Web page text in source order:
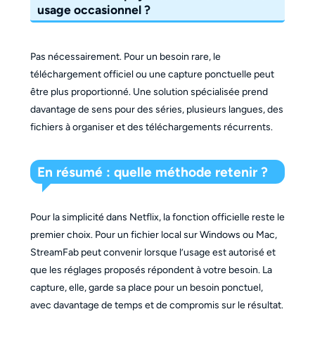
usage occasionnel ?
Pas nécessairement. Pour un besoin rare, le
téléchargement officiel ou une capture ponctuelle peut
être plus proportionné. Une solution spécialisée prend
davantage de sens pour des séries, plusieurs langues, des
fichiers à organiser et des téléchargements récurrents.
En résumé :quelle méthode retenir ?
Pour la simplicité dans Netflix, la fonction officielle reste le
premier choix. Pour un fichier local sur Windows ou Mac,
StreamFab peut convenir lorsque l’usage est autorisé et
que les réglages proposés répondent à votre besoin. La
capture, elle, garde sa place pour un besoin ponctuel,
avec davantage de temps et de compromis sur le résultat.